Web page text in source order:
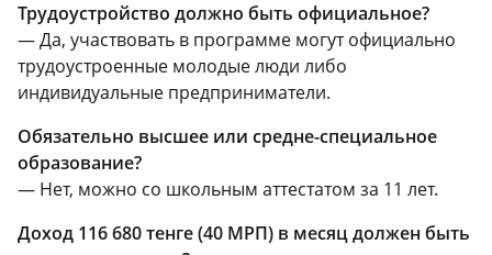
Трудоустройство должно быть официальное?
— Да, участвовать в программе могут официально
трудоустроенные молодые люди либо
индивидуальные предприниматели.
Обязательно высшее или средне-специальное
образование?
— Нет, можно со школьным аттестатом за 11 лет.
Доход 116 680 тенге (40 МРП) в месяц должен быть